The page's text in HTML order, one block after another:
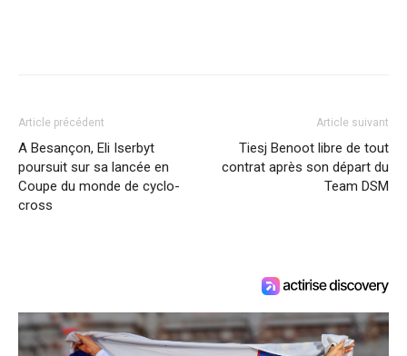
Article précédent
A Besançon, Eli Iserbyt
poursuit sur sa lancée en
Coupe du monde de cyclo-
cross
Article suivant
Tiesj Benoot libre de tout
contrat après son départ du
Team DSM